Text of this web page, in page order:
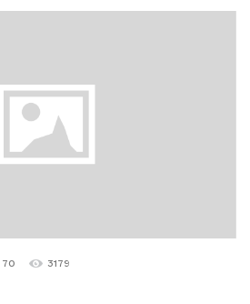
70 3179